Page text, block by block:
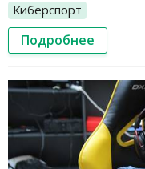
Киберспорт
Подробнее